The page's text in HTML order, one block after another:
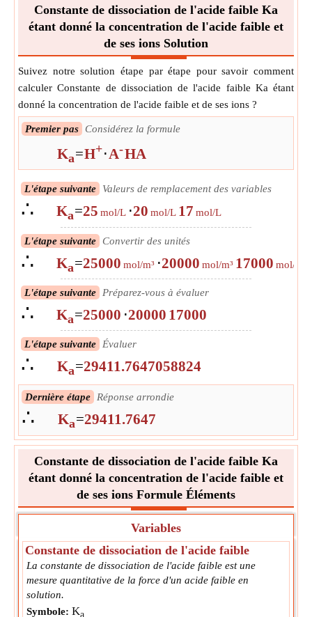
Constante de dissociation de l'acide faible Ka
étant donné la concentration de l'acide faible et
de ses ions Solution
Suivez notre solution étape par étape pour savoir comment
calculer Constante de dissociation de l'acide faible Ka étant
donné la concentration de l'acide faible et de ses ions ?
Premier pas Considérez la formule
Ka=H+⋅A-HA
L'étape suivante Valeurs de remplacement des variables
∴ Ka=25 mol/L ⋅20 mol/L 17 mol/L
L'étape suivante Convertir des unités
∴ Ka=25000 mol/m³ ⋅20000 mol/m³ 17000 mol/m³
L'étape suivante Préparez-vous à évaluer
∴ Ka=25000 ⋅20000 17000
L'étape suivante Évaluer
∴ Ka=29411.7647058824
Dernière étape Réponse arrondie
∴ Ka=29411.7647
Constante de dissociation de l'acide faible Ka
étant donné la concentration de l'acide faible et
de ses ions Formule Éléments
Variables
Constante de dissociation de l'acide faible
La constante de dissociation de l'acide faible est une
mesure quantitative de la force d'un acide faible en
solution.
Symbole: Ka